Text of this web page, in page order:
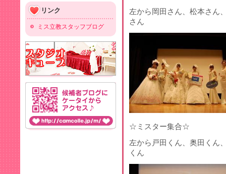
左から岡田さん、松本さん
さん
☆ミスター集合☆
左から戸田くん、奥田くん
くん
リンク
ミス立教スタッフブログ